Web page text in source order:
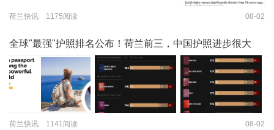
荷兰快讯 1175阅读 08-02
全球"最强"护照排名公布！荷兰前三，中国护照进步很大
荷兰快讯 1141阅读 08-02